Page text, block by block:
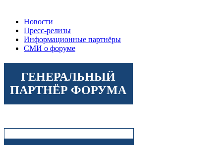
Новости
Пресс-релизы
Информационные партнёры
СМИ о форуме
ГЕНЕРАЛЬНЫЙ
ПАРТНЁР ФОРУМА